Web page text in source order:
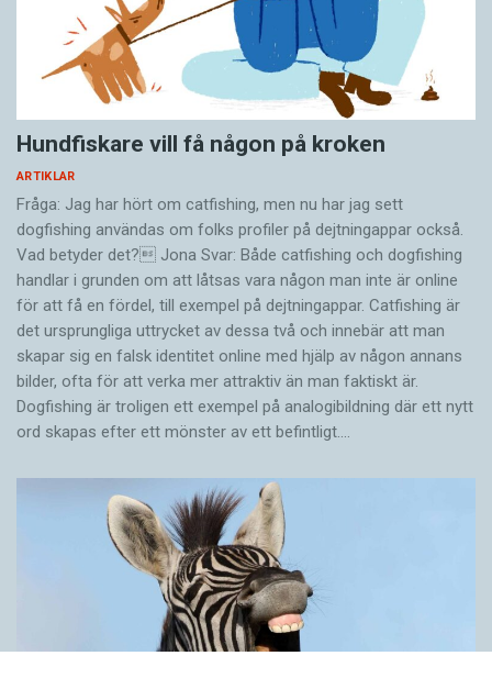
Hundfiskare vill få någon på kroken
ARTIKLAR
Fråga: Jag har hört om catfishing, men nu har jag sett
dogfishing användas om folks profiler på dejtningappar också.
Vad betyder det? Jona Svar: Både catfishing och dogfishing
handlar i grunden om att låtsas vara någon man inte är online
för att få en fördel, till exempel på dejtningappar. Catfishing är
det ursprungliga uttrycket av dessa två och innebär att man
skapar sig en falsk identitet online med hjälp av någon annans
bilder, ofta för att verka mer attraktiv än man faktiskt är.
Dogfishing är troligen ett exempel på analogibildning där ett nytt
ord skapas efter ett mönster av ett befintligt.…